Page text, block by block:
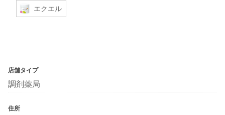
エクエル
店舗タイプ
調剤薬局
住所